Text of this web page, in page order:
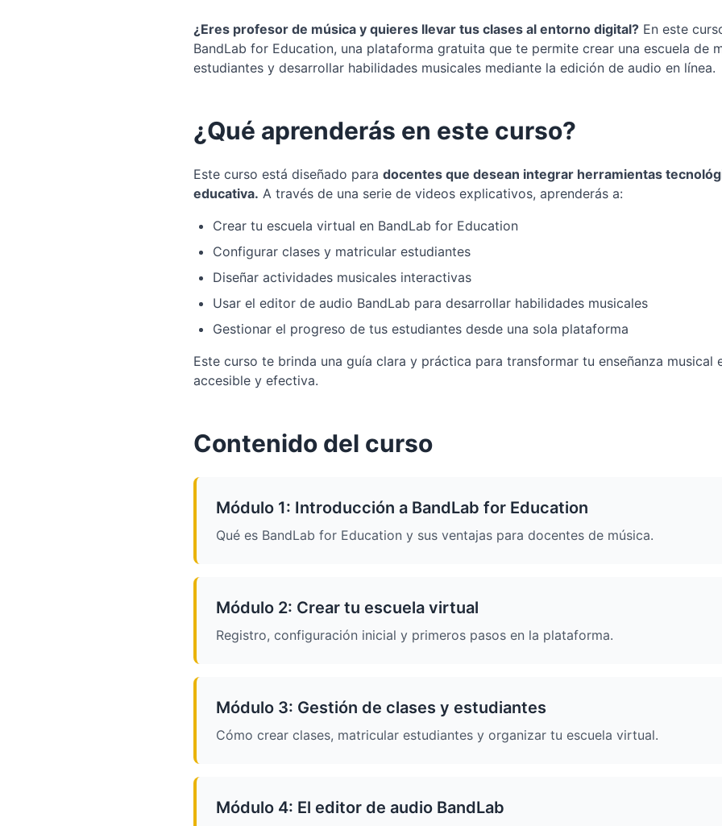
¿Eres profesor de música y quieres llevar tus clases al entorno digital? En este
BandLab for Education, una plataforma gratuita que te permite crear una escuela de
estudiantes y desarrollar habilidades musicales mediante la edición de audio en línea.
¿Qué aprenderás en este curso?
Este curso está diseñado para docentes que desean integrar herramientas
educativa. A través de una serie de videos explicativos, aprenderás a:
Crear tu escuela virtual en BandLab for Education
Configurar clases y matricular estudiantes
Diseñar actividades musicales interactivas
Usar el editor de audio BandLab para desarrollar habilidades musicales
Gestionar el progreso de tus estudiantes desde una sola plataforma
Este curso te brinda una guía clara y práctica para transformar tu enseñanza musical
accesible y efectiva.
Contenido del curso
Módulo 1: Introducción a BandLab for Education
Qué es BandLab for Education y sus ventajas para docentes de música.
Módulo 2: Crear tu escuela virtual
Registro, configuración inicial y primeros pasos en la plataforma.
Módulo 3: Gestión de clases y estudiantes
Cómo crear clases, matricular estudiantes y organizar tu escuela virtual.
Módulo 4: El editor de audio BandLab